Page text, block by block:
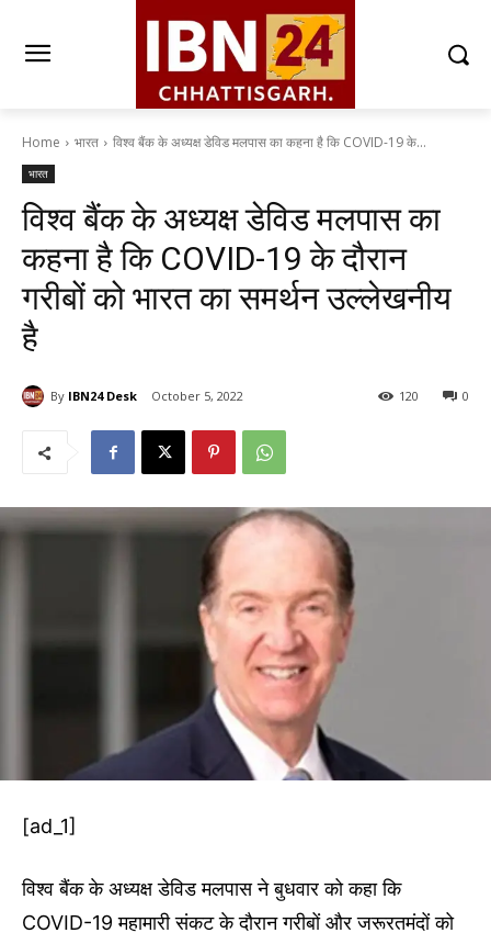
Home भारत विश्व बैंक के अध्यक्ष डेविड मलपास का कहना है कि COVID-19 के...
भारत
विश्व बैंक के अध्यक्ष डेविड मलपास का
कहना है कि COVID-19 के दौरान
गरीबों को भारत का समर्थन उल्लेखनीय
है
By IBN24 Desk October 5, 2022 0
120
[ad_1]
विश्व बैंक के अध्यक्ष डेविड मलपास ने बुधवार को कहा कि
COVID-19 महामारी संकट के दौरान गरीबों और जरूरतमंदों को